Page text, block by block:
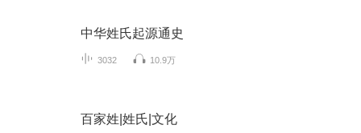
中华姓氏起源通史
3032 10.9万
百家姓|姓氏|文化